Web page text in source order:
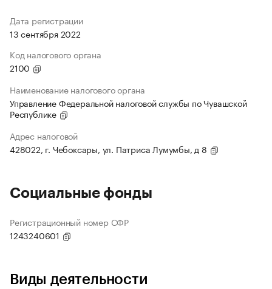
Дата регистрации
13 сентября 2022
Код налогового органа
2100
Наименование налогового органа
Управление Федеральной налоговой службы по Чувашской
Республике
Адрес налоговой
428022, г. Чебоксары, ул. Патриса Лумумбы, д 8
Социальные фонды
Регистрационный номер СФР
1243240601
Виды деятельности